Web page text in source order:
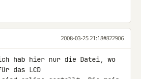
2008-03-25 21:18#822906
hab hier nur die Datei, wo
das LCD